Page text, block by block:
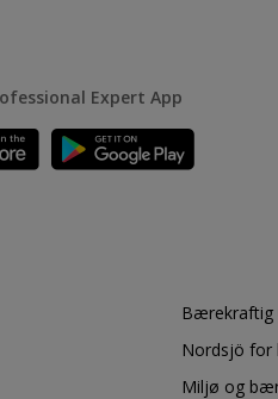
Expert App
Bærekraftig
Nordsjö for
Miljø og